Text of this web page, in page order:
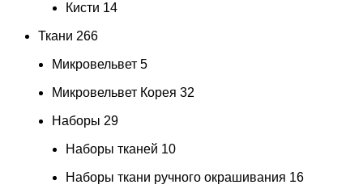
Кисти 14
Ткани 266
Микровельвет 5
Микровельвет Корея 32
Наборы 29
Наборы тканей 10
Наборы ткани ручного окрашивания 16